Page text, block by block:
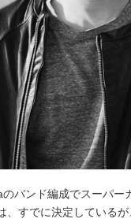
バンド編成でスーパー
、すでに決定している